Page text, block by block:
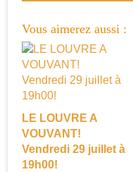
Vous aimerez aussi :
LE LOUVRE A
VOUVANT!
Vendredi 29 juillet à
19h00!